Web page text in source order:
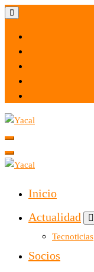
Yacal micro hosting
Inicio
Actualidad
Tecnoticias
Socios